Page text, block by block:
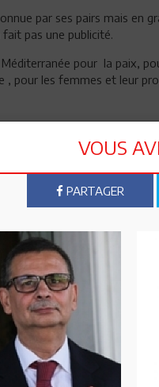
par ses pairs mais en
pas une publicité.
pour la paix,
, pour les femmes et leur
? PARTAGEZ-LE
TWEETER
CET
VOUS
PARTAGER